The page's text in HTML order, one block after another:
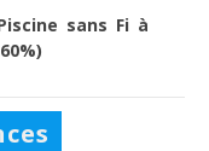
sans Fi à